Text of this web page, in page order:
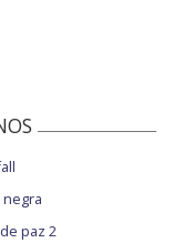
negra
paz 2